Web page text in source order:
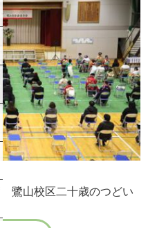
鷺山校区二十歳のつどい